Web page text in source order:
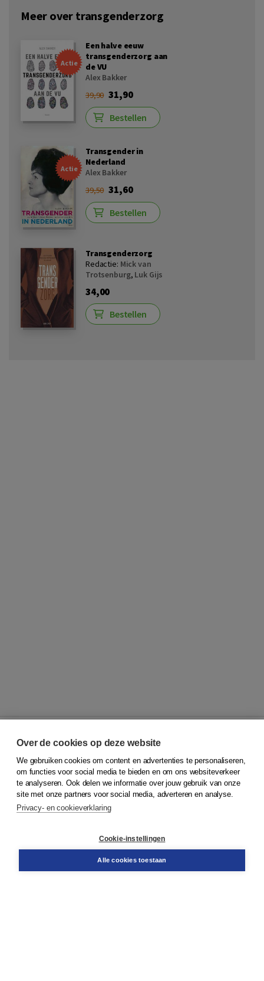
Meer over transgenderzorg
Actie
Een halve eeuw
transgenderzorg aan
de VU
Alex Bakker
39,90 31,90
Bestellen
Actie
Transgender in
Nederland
Alex Bakker
39,50 31,60
Bestellen
Transgenderzorg
Redactie: Mick van
Trotsenburg, Luk Gijs
34,00
Bestellen
© 2026Koninklijke Boom uitgevers
Klantenservice
Service & informatie
Contact
Over de cookies op deze website
We gebruiken cookies om content en advertenties te personaliseren,
om functies voor social media te bieden en om ons websiteverkeer
te analyseren. Ook delen we informatie over jouw gebruik van onze
site met onze partners voor social media, adverteren en analyse.
Privacy- en cookieverklaring
Cookie-instellingen
Alle cookies toestaan